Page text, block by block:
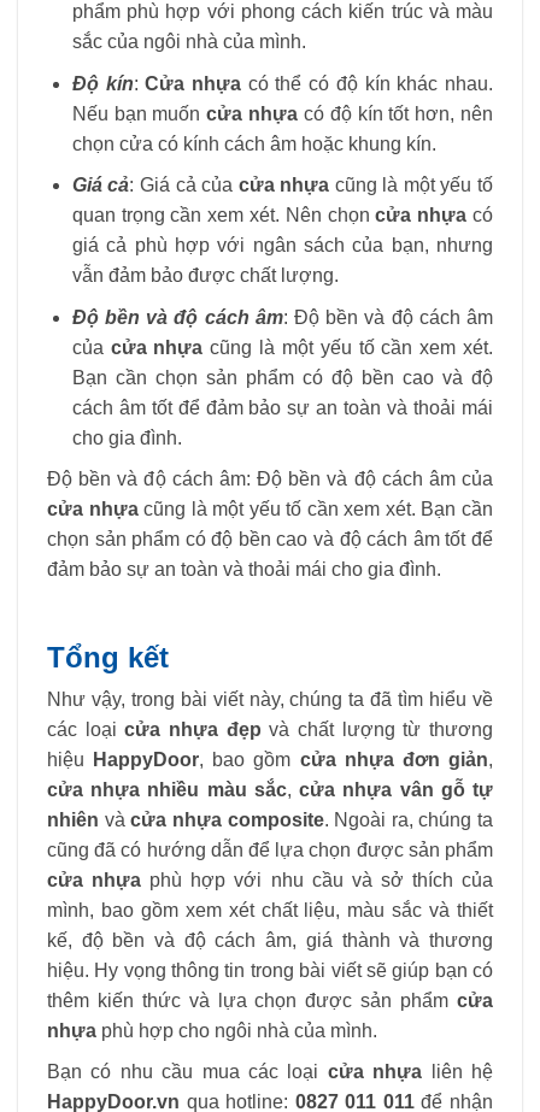
phẩm phù hợp với phong cách kiến trúc và màu
sắc của ngôi nhà của mình.
Độ kín:Cửa nhựa có thể có độ kín khác nhau.
Nếu bạn muốncửa nhựa có độ kín tốt hơn, nên
chọn cửa có kính cách âm hoặc khung kín.
Giá cả: Giá cả của cửa nhựa cũng là một yếu tố
quan trọng cần xem xét. Nên chọncửa nhựa có
giá cả phù hợp với ngân sách của bạn, nhưng
vẫn đảm bảo được chất lượng.
Độ bền và độ cách âm: Độ bền và độ cách âm
của cửa nhựa cũng là một yếu tố cần xem xét.
Bạn cần chọn sản phẩm có độ bền cao và độ
cách âm tốt để đảm bảo sự an toàn và thoải mái
cho gia đình.
Độ bền và độ cách âm: Độ bền và độ cách âm của
cửa nhựacũng là một yếu tố cần xem xét. Bạn cần
chọn sản phẩm có độ bền cao và độ cách âm tốt để
đảm bảo sự an toàn và thoải mái cho gia đình.
Tổng kết
Như vậy, trong bài viết này, chúng ta đã tìm hiểu về
các loạicửa nhựa đẹp và chất lượng từ thương
hiệu
HappyDoor, bao gồm cửa nhựa đơn giản,
cửa nhựa nhiều màu sắc,cửa nhựa vân gỗ tự
nhiên vàcửa nhựa composite. Ngoài ra, chúng ta
cũng đã có hướng dẫn để lựa chọn được sản phẩm
cửa nhựa phù hợp với nhu cầu và sở thích của
mình, bao gồm xem xét chất liệu, màu sắc và thiết
kế, độ bền và độ cách âm, giá thành và thương
hiệu. Hy vọng thông tin trong bài viết sẽ giúp bạn có
thêm kiến thức và lựa chọn được sản phẩm cửa
nhựa phù hợp cho ngôi nhà của mình.
Bạn có nhu cầu mua các loại cửa nhựa liên hệ
HappyDoor.vn qua hotline: 0827 011 011để nhận